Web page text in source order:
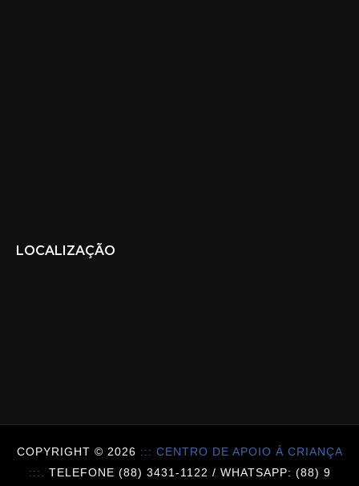
LOCALIZAÇÃO
COPYRIGHT © 2026 ::: CENTRO DE APOIO Á CRIANÇA
:::. TELEFONE (88) 3431-1122 / WHATSAPP: (88) 9